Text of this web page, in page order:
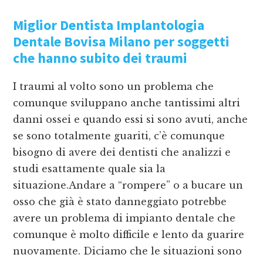
Miglior Dentista Implantologia
Dentale Bovisa Milano per soggetti
che hanno subito dei traumi
I traumi al volto sono un problema che
comunque sviluppano anche tantissimi altri
danni ossei e quando essi si sono avuti, anche
se sono totalmente guariti, c’è comunque
bisogno di avere dei dentisti che analizzi e
studi esattamente quale sia la
situazione.Andare a “rompere” o a bucare un
osso che già è stato danneggiato potrebbe
avere un problema di impianto dentale che
comunque è molto difficile e lento da guarire
nuovamente. Diciamo che le situazioni sono